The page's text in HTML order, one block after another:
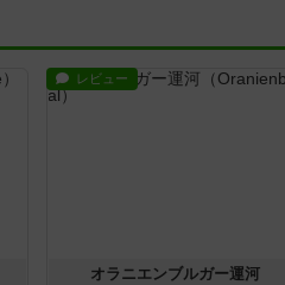
レビュー
オラニエンブルガー運河